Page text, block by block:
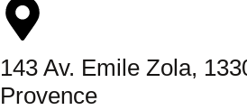
143 Av. Emile Zola,
Provence